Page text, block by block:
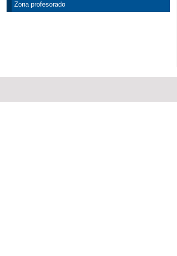
Zona profesorado